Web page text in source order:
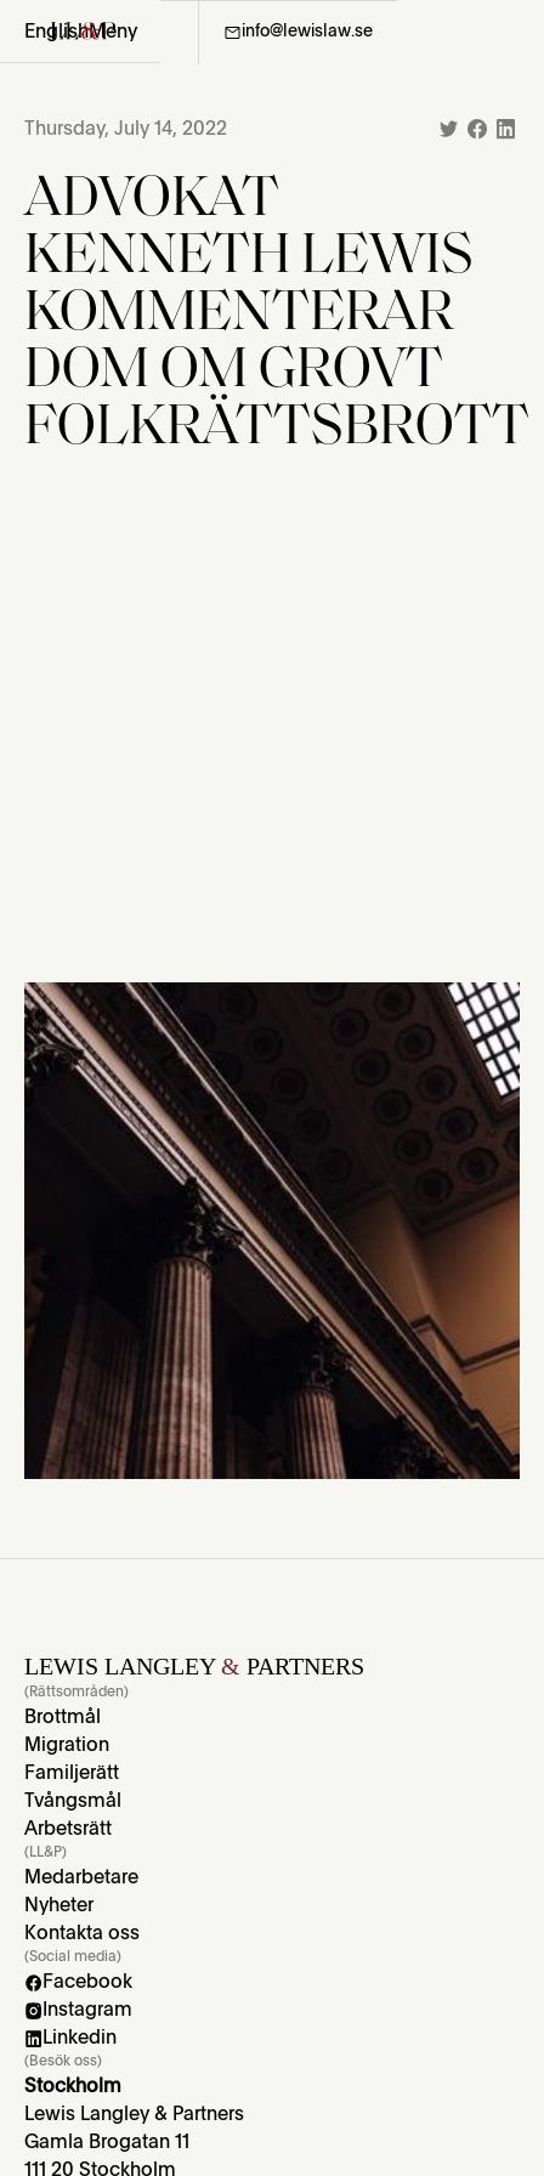
EnglishMeny
08-411 36 06 info@lewislaw.se
Thursday, July 14, 2022
ADVOKAT
KENNETH LEWIS
KOMMENTERAR
DOM OM GROVT
FOLKRÄTTSBROTT
- Det är en i grunden bra dom. Han
döms både för grovt folkrättsbrott och
mord. Det ger en upprättelse för
brottsoffren och deras anhöriga.
Domen innebär även ett erkännande av
de brott som mina klienter, och andra,
har utsatts för inte bara av den dömde
mannen utan även av den iranska
regimen, säger Kenneth Lewis i en
kommentar till domen.
Läs hela DN:s rapportering om domen här.
LEWIS LANGLEY& PARTNERS
(Rättsområden)
Brottmål
Migration
Familjerätt
Tvångsmål
Arbetsrätt
(LL&P)
Medarbetare
Nyheter
Kontakta oss
(Social media)
Facebook
Instagram
Linkedin
(Besök oss)
Stockholm
Lewis Langley & Partners
Gamla Brogatan 11
111 20 Stockholm